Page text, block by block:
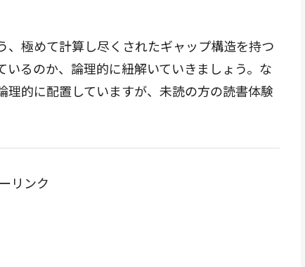
、極めて計算し尽くされたギャップ構造を持つ
るのか、論理的に紐解いていきましょう。な
理的に配置していますが、未読の方の読書体験
リンク